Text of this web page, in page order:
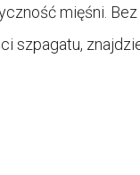
mięśni.
szpagatu,